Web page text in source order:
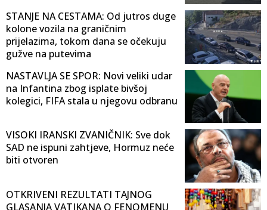
STANJE NA CESTAMA: Od jutros duge
kolone vozila na graničnim
prijelazima, tokom dana se očekuju
gužve na putevima
NASTAVLJA SE SPOR: Novi veliki udar
na Infantina zbog isplate bivšoj
kolegici, FIFA stala u njegovu odbranu
VISOKI IRANSKI ZVANIČNIK: Sve dok
SAD ne ispuni zahtjeve, Hormuz neće
biti otvoren
OTKRIVENI REZULTATI TAJNOG
GLASANJA VATIKANA O FENOMENU